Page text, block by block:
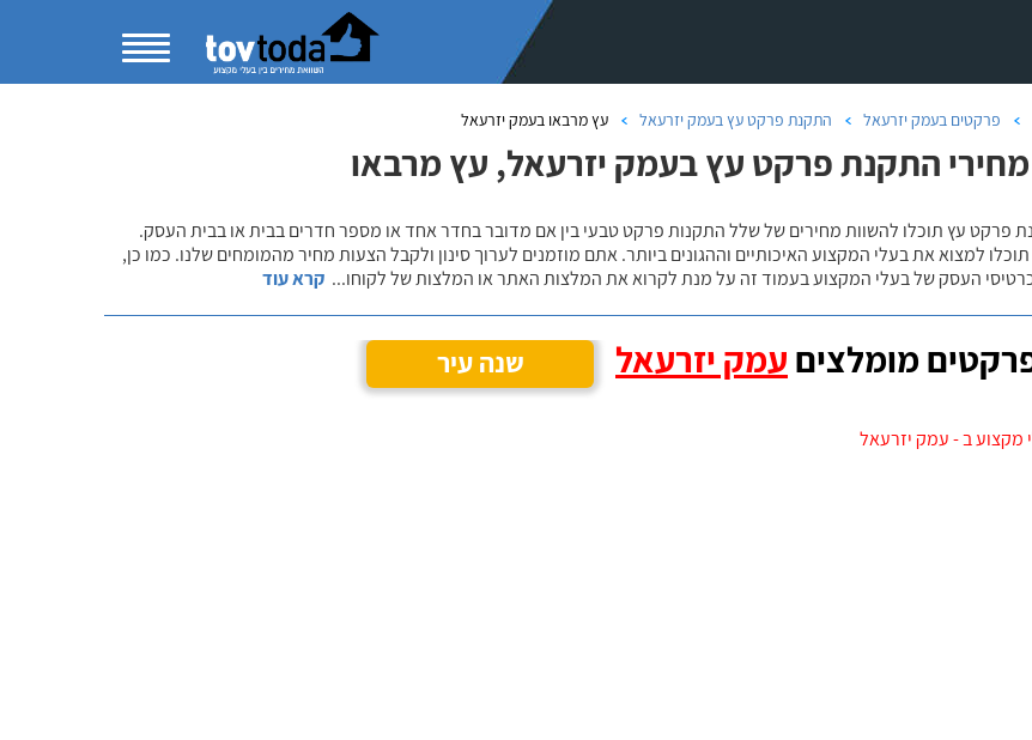
פרקטים בעמק יזרעאל התקנת פרקט עץ בעמק יזרעאל עץ מרבאו בעמק יזרעאל
התקנת פרקט עץ בעמק יזרעאל, עץ מרבאו
פרקט עץ תוכלו להשוות מחירים של שלל התקנות פרקט טבעי בין אם מדובר בחדר אחד או מספר חדרים בבית או בבית העסק.
למצוא את בעלי המקצוע האיכותיים וההגונים ביותר. אתם מוזמנים לערוך סינון ולקבל הצעות מחיר מהמומחים שלנו. כמו כן,
העסק של בעלי המקצוע בעמוד זה על מנת לקרוא את המלצות האתר או המלצות של לקוחו... קרא עוד
מומלצים עמק יזרעאל שנה עיר
מקצוע ב - עמק יזרעאל